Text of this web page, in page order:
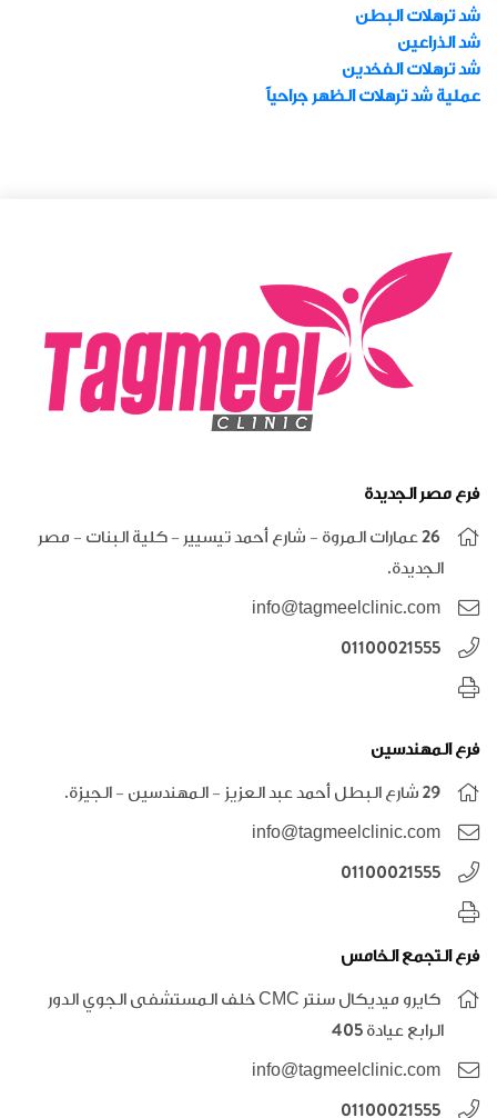
شد ترهلات البطن
شد الذراعين
شد ترهلات الفخدين
عملية شد ترهلات الظهر جراحياً
فرع مصر الجديدة
26 عمارات المروة - شارع أحمد تيسيير - كلية البنات - مصر
الجديدة.
info@tagmeelclinic.com
01100021555
فرع المهندسين
٢٩ شارع البطل أحمد عبد العزيز - المهندسين - الجيزة.
info@tagmeelclinic.com
01100021555
فرع التجمع الخامس
كايرو ميديكال سنتر CMC خلف المستشفى الجوي الدور
الرابع عيادة 405
info@tagmeelclinic.com
01100021555